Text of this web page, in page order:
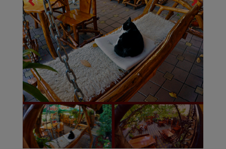
consectetur
adipiscing elit
dolor
Click Here